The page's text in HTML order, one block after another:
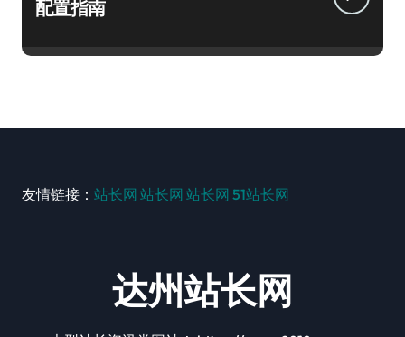
配置指南
友情链接： 站长网 站长网 站长网 51站长网
达州站长网